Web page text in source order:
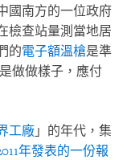
國南方的一位政府
檢查站量測當地居
的電子額溫槍是準
做做樣子，應付
工廠 」的年代，集
年發表的一份報